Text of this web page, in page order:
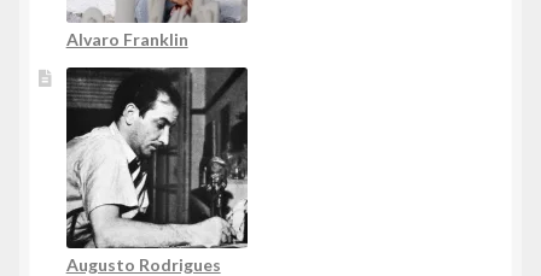
Alvaro Franklin
Augusto Rodrigues